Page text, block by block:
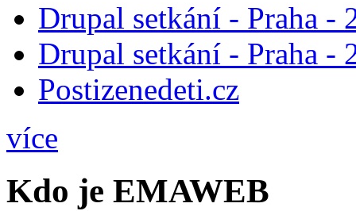
Drupal setkání - Praha -
Drupal setkání - Praha -
Postizenedeti.cz
více
Kdo je EMAWEB